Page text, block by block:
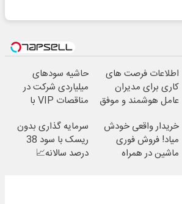
اطلاعات فرصت های
کاری برای مدیران
عامل هوشمند و موفق
حاشیه سودهای
میلیاردی شرکت در
مناقصات VIP با
خریدار واقعی خودش
میاد! فروش فوری
ماشین در همراه
سرمایه گذاری بدون
ریسک با سود 38
درصد سالانه📈